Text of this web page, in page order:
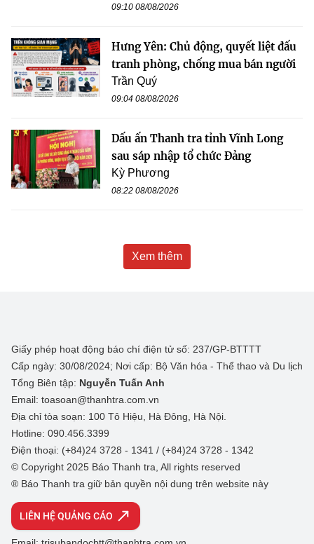
09:10 08/08/2026
Hưng Yên: Chủ động, quyết liệt đấu
tranh phòng, chống mua bán người
Trần Quý
09:04 08/08/2026
Dấu ấn Thanh tra tỉnh Vĩnh Long
sau sáp nhập tổ chức Đảng
Kỳ Phương
08:22 08/08/2026
Xem thêm
Giấy phép hoạt động báo chí điện tử số: 237/GP-BTTTT
Cấp ngày: 30/08/2024; Nơi cấp: Bộ Văn hóa - Thể thao và Du lịch
Tổng Biên tập: Nguyễn Tuấn Anh
Email: toasoan@thanhtra.com.vn
Địa chỉ tòa soạn: 100 Tô Hiệu, Hà Đông, Hà Nội.
Hotline: 090.456.3399
Điện thoại: (+84)24 3728 - 1341 / (+84)24 3728 - 1342
© Copyright 2025 Báo Thanh tra, All rights reserved
® Báo Thanh tra giữ bản quyền nội dung trên website này
LIÊN HỆ QUẢNG CÁO